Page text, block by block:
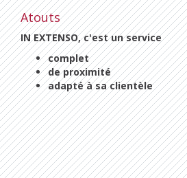
Atouts
IN EXTENSO, c'est un service
complet
de proximité
adapté à sa clientèle